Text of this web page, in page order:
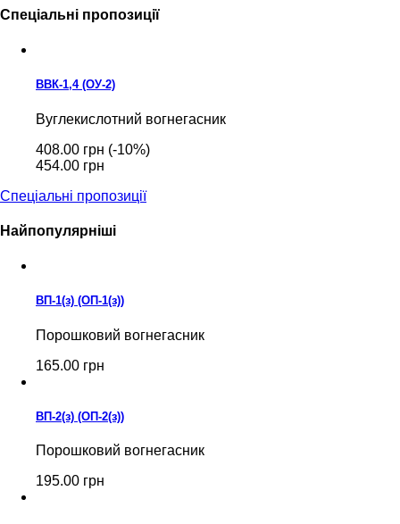
Спеціальні пропозиції
ВВК-1,4 (ОУ-2)
Вуглекислотний вогнегасник
408.00 грн (-10%)
454.00 грн
Спеціальні пропозиції
Найпопулярніші
ВП-1(з) (ОП-1(з))
Порошковий вогнегасник
165.00 грн
ВП-2(з) (ОП-2(з))
Порошковий вогнегасник
195.00 грн